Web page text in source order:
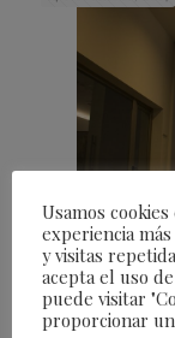
Premiados XVI
2017
Usamos
experiencia
y visitas
acepta el uso
puede visitar
proporcionar